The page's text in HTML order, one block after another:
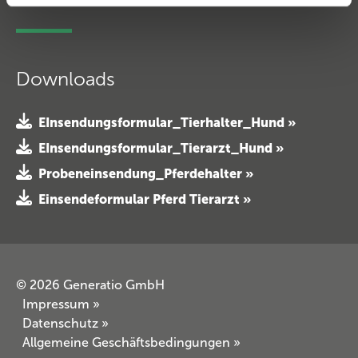
Downloads
EInsendungsformular_Tierhalter_Hund »
EInsendungsformular_Tierarzt_Hund »
Probeneinsendung_Pferdehalter »
Einsendeformular Pferd Tierarzt »
© 2026 Generatio GmbH
Impressum »
Datenschutz »
Allgemeine Geschäftsbedingungen »